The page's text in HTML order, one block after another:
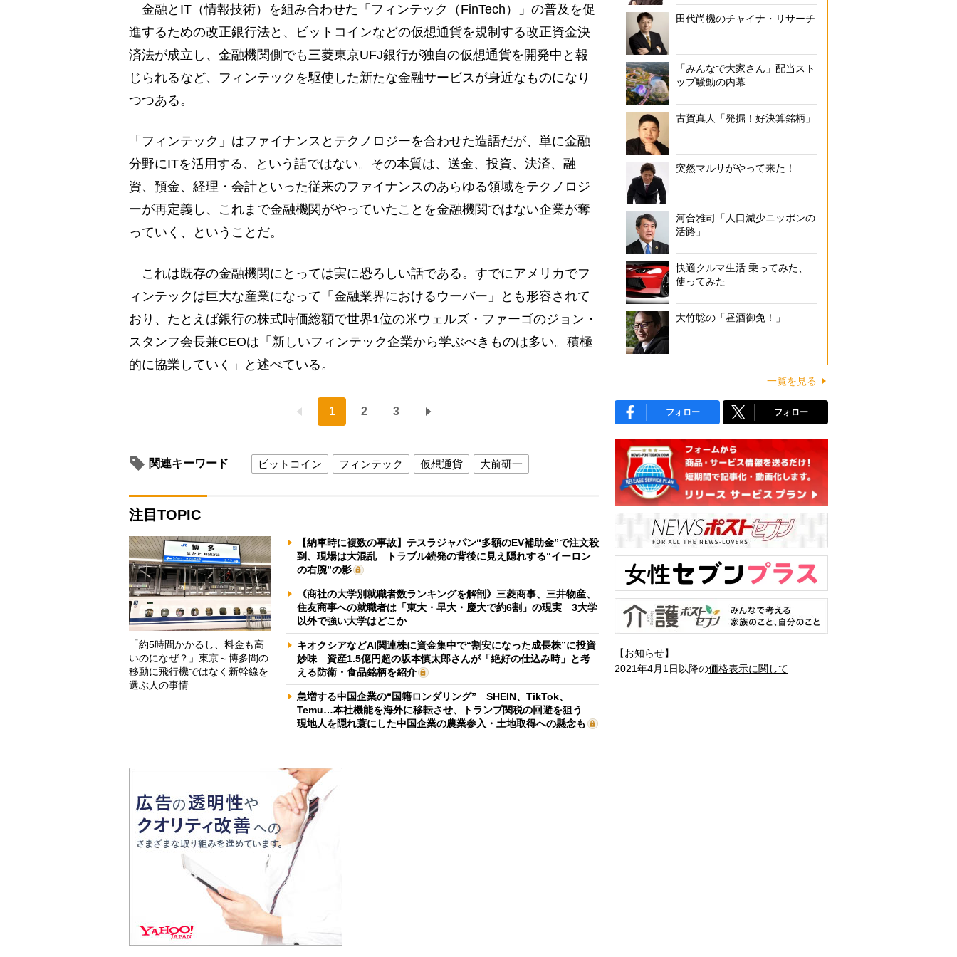
金融とIT（情報技術）を組み合わせた「フィンテック（FinTech）」の普及を促
進するための改正銀行法と、ビットコインなどの仮想通貨を規制する改正資金決
済法が成立し、金融機関側でも三菱東京UFJ銀行が独自の仮想通貨を開発中と報
じられるなど、フィンテックを駆使した新たな金融サービスが身近なものになり
つつある。
「フィンテック」はファイナンスとテクノロジーを合わせた造語だが、単に金融
分野にITを活用する、という話ではない。その本質は、送金、投資、決済、融
資、預金、経理・会計といった従来のファイナンスのあらゆる領域をテクノロジ
ーが再定義し、これまで金融機関がやっていたことを金融機関ではない企業が奪
っていく、ということだ。
これは既存の金融機関にとっては実に恐ろしい話である。すでにアメリカでフ
ィンテックは巨大な産業になって「金融業界におけるウーバー」とも形容されて
おり、たとえば銀行の株式時価総額で世界1位の米ウェルズ・ファーゴのジョン・
スタンフ会長兼CEOは「新しいフィンテック企業から学ぶべきものは多い。積極
的に協業していく」と述べている。
1 2 3
関連キーワード ビットコイン フィンテック 仮想通貨 大前研一
注目TOPIC
「約5時間かかるし、料金も高
いのになぜ？」東京～博多間の
移動に飛行機ではなく新幹線を
選ぶ人の事情
【納車時に複数の事故】テスラジャパン“多額のEV補助金”で注文殺
到、現場は大混乱 トラブル続発の背後に見え隠れする“イーロン
の右腕”の影
《商社の大学別就職者数ランキングを解剖》三菱商事、三井物産、
住友商事への就職者は「東大・早大・慶大で約6割」の現実 3大学
以外で強い大学はどこか
キオクシアなどAI関連株に資金集中で“割安になった成長株”に投資
妙味 資産1.5億円超の坂本慎太郎さんが「絶好の仕込み時」と考
える防衛・食品銘柄を紹介
急増する中国企業の“国籍ロンダリング” SHEIN、TikTok、
Temu…本社機能を海外に移転させ、トランプ関税の回避を狙う
現地人を隠れ蓑にした中国企業の農業参入・土地取得への懸念も
田代尚機のチャイナ・リサーチ
「みんなで大家さん」配当スト
ップ騒動の内幕
古賀真人「発掘！好決算銘柄」
突然マルサがやって来た！
河合雅司「人口減少ニッポンの
活路」
快適クルマ生活 乗ってみた、
使ってみた
大竹聡の「昼酒御免！」
一覧を見る
フォロー フォロー
【お知らせ】
2021年4月1日以降の価格表示に関して